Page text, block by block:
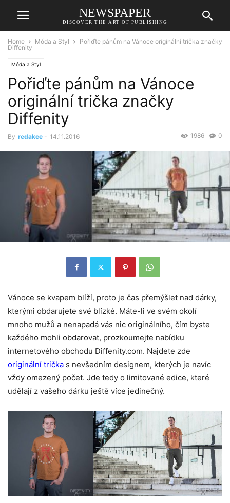
NEWSPAPER
DISCOVER THE ART OF PUBLISHING
Home Móda a Styl
Pořiďte pánům na Vánoce originální trička značky
Diffenity
Móda a Styl
Pořiďte pánům na Vánoce
originální trička značky
Diffenity
By redakce - 14.11.2016 0
1986
Vánoce se kvapem blíží, proto je čas přemýšlet nad dárky,
kterými obdarujete své blízké. Máte-li ve svém okolí
mnoho mužů a nenapadá vás nic originálního, čím byste
každého mohli obdarovat, prozkoumejte nabídku
internetového obchodu Diffenity.com. Najdete zde
originální trička s nevšedním designem, kterých je navíc
vždy omezený počet. Jde tedy o limitované edice, které
udělají z vašeho dárku ještě více jedinečný.